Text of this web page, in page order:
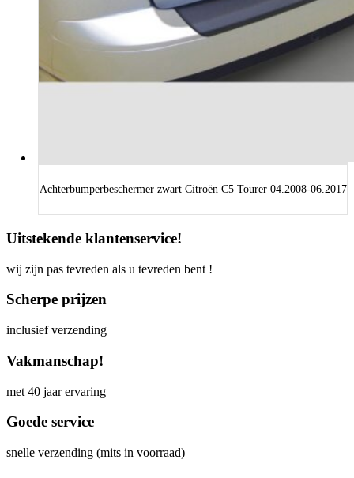
Achterbumperbeschermer zwart Citroën C5 Tourer 04.2008-06.2017
Uitstekende klantenservice!
wij zijn pas tevreden als u tevreden bent !
Scherpe prijzen
inclusief verzending
Vakmanschap!
met 40 jaar ervaring
Goede service
snelle verzending (mits in voorraad)